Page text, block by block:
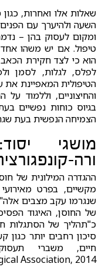
שאלות אלו ואחרות,
השעה ולהיערך עם
ומקום לעסוק בהן –
טיפול. אם יש משהו אחד
הוא כי לצד חקירת הכאב
לפלס, לגלות, לסמן
הטיפולית המאפיינת את
והחיצוניים, וללמוד
בגיוס כוחות נפשיים
הצמיחה הנפשית בעת
מושגי
ורה-
ההגדרה המילונית של
מקשיים, בפרט
שנגרמו עקב מצבים
כ"תהליך של הסתגלות
סיכון רחבים יותר
Association, 2014).